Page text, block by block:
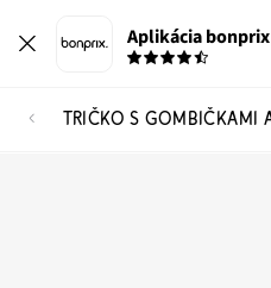
Aplikácia bonprix